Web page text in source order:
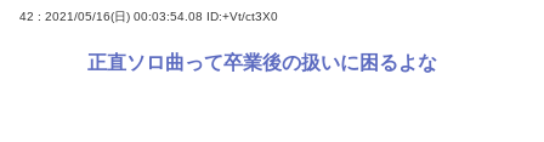
42 : 2021/05/16(日) 00:03:54.08 ID:+Vt/ct3X0
正直ソロ曲って卒業後の扱いに困るよな